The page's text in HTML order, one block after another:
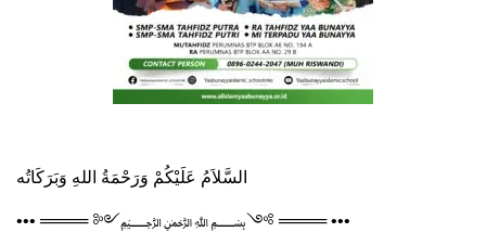
السَّلاَمُ عَلَيْكُمْ وَرَحْمَةُ اللهِ وَبَرَكَاتُه
••• ════ ༻﷽༺ ════ •••